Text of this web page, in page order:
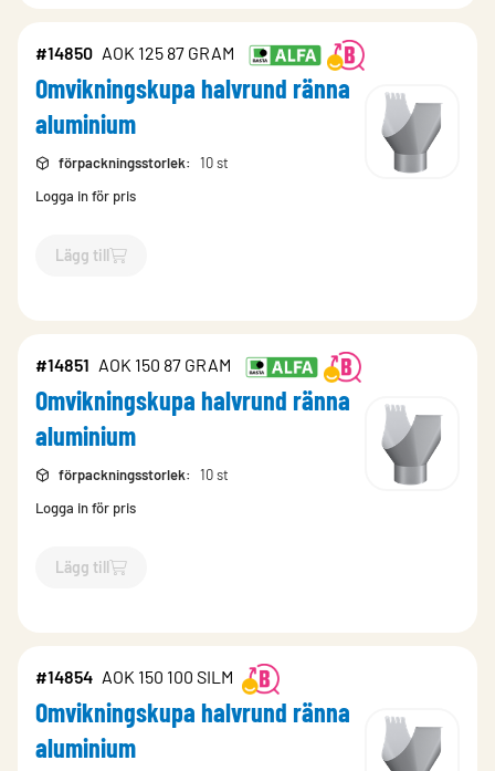
#14850 AOK 125 87 GRAM
Omvikningskupa halvrund ränna
aluminium
förpackningsstorlek:
10 st
Logga in för pris
Lägg till
`$Lägg till
#14851 AOK 150 87 GRAM
Omvikningskupa halvrund ränna
aluminium
förpackningsstorlek:
10 st
Logga in för pris
Lägg till
`$Lägg till
#14854 AOK 150 100 SILM
Omvikningskupa halvrund ränna
aluminium